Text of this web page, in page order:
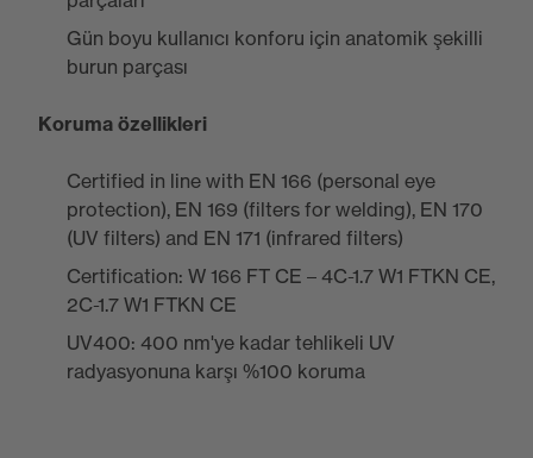
Gün boyu kullanıcı konforu için anatomik şekilli
burun parçası
Koruma özellikleri
Certified in line with EN 166 (personal eye
protection), EN 169 (filters for welding), EN 170
(UV filters) and EN 171 (infrared filters)
Certification: W 166 FT CE – 4C-1.7 W1 FTKN CE,
2C-1.7 W1 FTKN CE
UV400: 400 nm'ye kadar tehlikeli UV
radyasyonuna karşı %100 koruma